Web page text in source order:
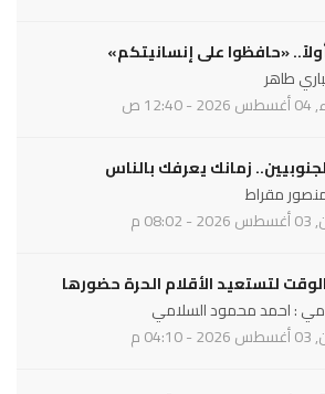
«حافظوا على إنسانيتكم»
طاهر
ص
زمانك يعرفك بالناس
مقراط
م
لتستعيد الأقلام الحرة حضورها
: احمد محمود السلامي
م